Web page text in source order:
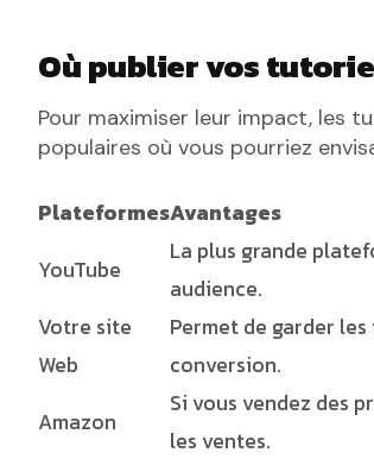
Où publier vos
Pour maximiser leur impact, les
populaires où vous pourriez
PlateformesAvantages
YouTube
La plus grande
audience.
Votre site
Web
Permet de garder
conversion.
Amazon
Si vous vendez des
les ventes.